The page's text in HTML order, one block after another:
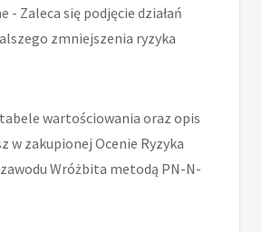
- Zaleca się podjęcie działań
zmniejszenia ryzyka
wartościowania oraz opis
w zakupionej Ocenie Ryzyka
Wróżbita metodą PN-N-